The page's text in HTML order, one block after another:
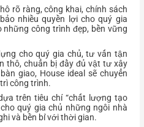
rõ ràng, công khai, chính sách
nhiều quyền lợi cho quý gia
những công trình đẹp, bền vững
cho quý gia chủ, tư vấn tận
thô, chuẩn bị đầy đủ vật tư xây
giao, House ideal sẽ chuyển
công trình.
trên tiêu chí “chất lượng tạo
quý gia chủ những ngôi nhà
và bền bỉ với thời gian.